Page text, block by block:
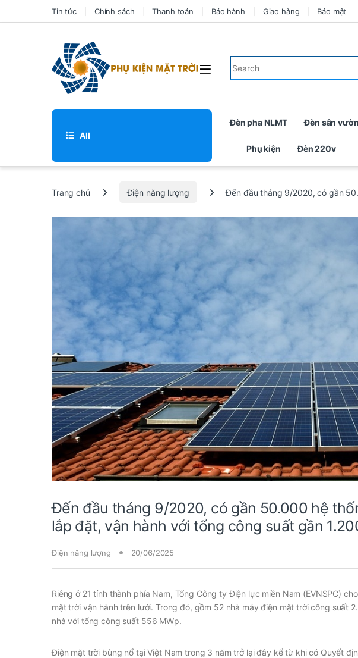
Tin tức Chính sách Thanh toán Bảo hành Giao hàng Bảo mật
All
Đèn pha NLMT Đèn sân vườn
Phụ kiện Đèn 220v
Trang chủ Điện năng lượng Đến đầu tháng 9/2020, có gần
Đến đầu tháng 9/2020, có gần 50.000 hệ
lắp đặt, vận hành với tổng công suất gần
Điện năng lượng 20/06/2025
Riêng ở 21 tỉnh thành phía Nam, Tổng Công ty Điện lực miền Nam (EVNSPC)
mặt trời vận hành trên lưới. Trong đó, gồm 52 nhà máy điện mặt trời công suất
nhà với tổng công suất 556 MWp.
Điện mặt trời bùng nổ tại Việt Nam trong 3 năm trở lại đây kể từ khi có Quyết